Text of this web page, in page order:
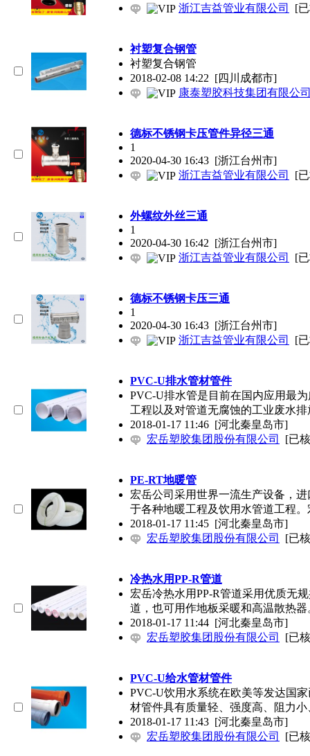
浙江吉益管业有限公司
[
衬塑复合钢管
衬塑复合钢管
2018-02-08 14:22 [四川成都市]
康泰塑胶科技集团有限公
德标不锈钢卡压管件异径三通
1
2020-04-30 16:43 [浙江台州市]
浙江吉益管业有限公司
[
外螺纹外丝三通
1
2020-04-30 16:42 [浙江台州市]
浙江吉益管业有限公司
[
德标不锈钢卡压三通
1
2020-04-30 16:43 [浙江台州市]
浙江吉益管业有限公司
[
PVC-U排水管材管件
PVC-U排水管是目前在国内应用最
工程以及对管道无腐蚀的工业废水排
2018-01-17 11:46 [河北秦皇岛市]
宏岳塑胶集团股份有限公司
[已
PE-RT地暖管
宏岳公司采用世界一流生产设备，
于各种地暖工程及饮用水管道工程。
2018-01-17 11:45 [河北秦皇岛市]
宏岳塑胶集团股份有限公司
[已
冷热水用PP-R管道
宏岳冷热水用PP-R管道采用优质无
道，也可用作地板采暖和高温散热器
2018-01-17 11:44 [河北秦皇岛市]
宏岳塑胶集团股份有限公司
[已
PVC-U给水管材管件
PVC-U饮用水系统在欧美等发达国
材管件具有质量轻、强度高、阻力小
2018-01-17 11:43 [河北秦皇岛市]
宏岳塑胶集团股份有限公司
[已